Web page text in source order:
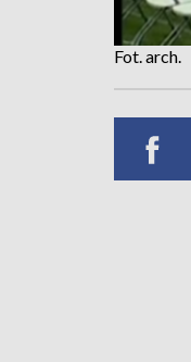
Fot. arch.